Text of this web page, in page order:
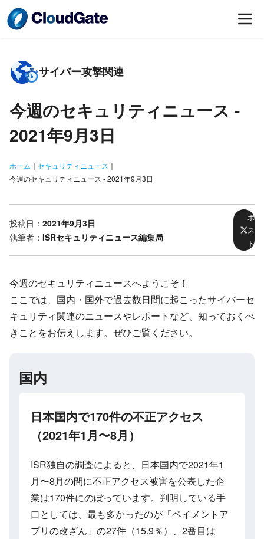
サイバー攻撃関連
今週のセキュリティニュース -
2021年9月3日
ホーム ｜ セキュリティニュース ｜
今週のセキュリティニュース - 2021年9月3日
投稿日： 2021年9月3日
執筆者： ISRセキュリティニュース編集局
ポ
ス
ト
今週のセキュリティニュースへようこそ！
ここでは、国内・国外で過去数日間に起こったサイバーセ
キュリティ関連のニュースやレポートなど、知っておくべ
きことをお伝えします。ぜひご覧ください。
国内
日本国内で170件の不正アクセス
（2021年1月〜8月）
ISR独自の調査によると、日本国内で2021年1
月〜8月の間に不正アクセス被害を公表した企
業は170件にのぼっています。判明している手
口としては、最も多かったのが「ペイメントア
プリの改ざん」の27件（15.9％）、2番目は